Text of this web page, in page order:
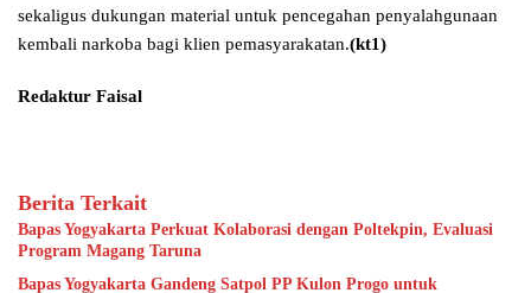
sekaligus dukungan material untuk pencegahan penyalahgunaan
kembali narkoba bagi klien pemasyarakatan.(kt1)
Redaktur Faisal
Berita Terkait
Bapas Yogyakarta Perkuat Kolaborasi dengan Poltekpin, Evaluasi
Program Magang Taruna
Bapas Yogyakarta Gandeng Satpol PP Kulon Progo untuk